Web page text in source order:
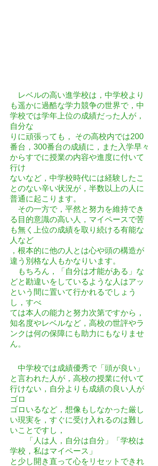
レベルの高い進学校は，中学校より
も遥かに過酷な学力競争の世界で，中
学校では学年上位の成績だった人が，
自分な
りに頑張っても， その高校内では200
番台，300番台の成績に，また入学早々
からすでに授業の内容や進度に付いて
行け
ないなど，中学校時代には経験したこ
とのない辛い状況が，半数以上の人に
普通に起こります。
その一方で，平然と努力を維持でき
る目的意識の高い人，マイペースで苦
も無く上位の成績を取り続ける有能な
人など
，根本的に他の人とは心や頭の構造が
違う別格な人もかなりいます。
もちろん，「自分は才能がある」な
どと勘違いをしているような人はアッ
という間に置いて行かれるでしょう
し，すべ
ては本人の能力と努力次第ですから，
知名度やレベルなど，高校の世評やラ
ンクは何の保障にも助力にもなりませ
ん。
中学校では成績優秀で「頭が良い」
と言われた人が，高校の授業に付いて
行けない，自分よりも成績の良い人が
ゴロ
ゴロいるなど，想像もしなかった厳し
い現実を，すぐに受け入れるのは難し
いことですし，
「人は人，自分は自分」「学校は
学校，私はマイペース」
と少し開き直って心をリセットできれ